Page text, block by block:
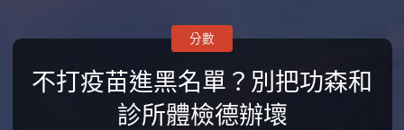
不打疫苗進黑名單？別把功森和
診所體檢德辦壞
分數